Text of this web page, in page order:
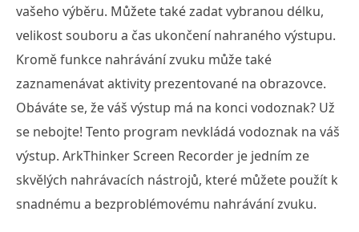
vašeho výběru. Můžete také zadat vybranou délku,
velikost souboru a čas ukončení nahraného výstupu.
Kromě funkce nahrávání zvuku může také
zaznamenávat aktivity prezentované na obrazovce.
Obáváte se, že váš výstup má na konci vodoznak? Už
se nebojte! Tento program nevkládá vodoznak na váš
výstup. ArkThinker Screen Recorder je jedním ze
skvělých nahrávacích nástrojů, které můžete použít k
snadnému a bezproblémovému nahrávání zvuku.